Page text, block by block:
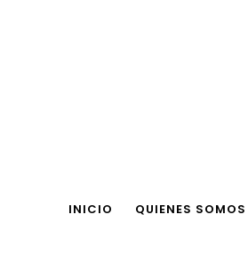
INICIO QUIENES SOMOS